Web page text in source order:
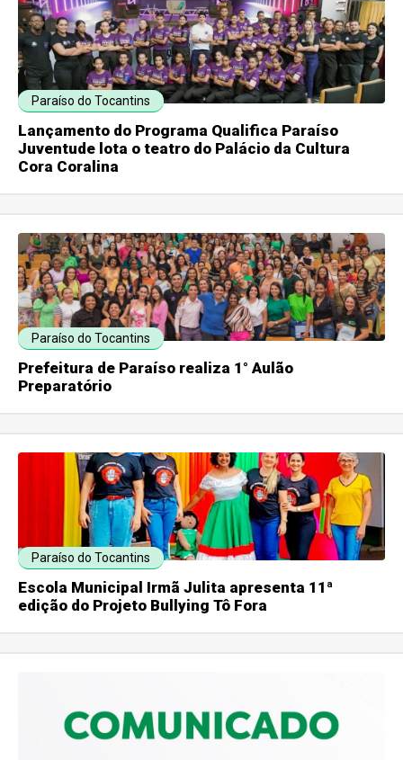
Paraíso do Tocantins
Lançamento do Programa Qualifica Paraíso
Juventude lota o teatro do Palácio da Cultura
Cora Coralina
Paraíso do Tocantins
Prefeitura de Paraíso realiza 1° Aulão
Preparatório
Paraíso do Tocantins
Escola Municipal Irmã Julita apresenta 11ª
edição do Projeto Bullying Tô Fora